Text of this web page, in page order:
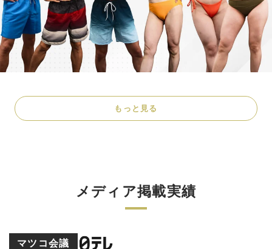
もっと見る
メディア掲載実績
マツコ会議